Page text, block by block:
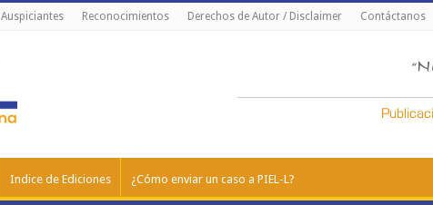
Auspiciantes Reconocimientos Derechos de Autor / Disclaimer Contáctanos
Indice de Ediciones ¿Cómo enviar un caso a PIEL-L?